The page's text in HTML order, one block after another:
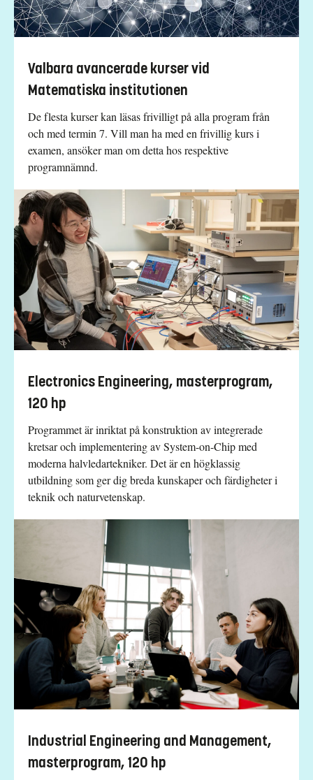
Valbara avancerade kurser vid
Matematiska institutionen
De flesta kurser kan läsas frivilligt på alla program från
och med termin 7. Vill man ha med en frivillig kurs i
examen, ansöker man om detta hos respektive
programnämnd.
Electronics Engineering, masterprogram,
120 hp
Programmet är inriktat på konstruktion av integrerade
kretsar och implementering av System-on-Chip med
moderna halvledartekniker. Det är en högklassig
utbildning som ger dig breda kunskaper och färdigheter i
teknik och naturvetenskap.
Industrial Engineering and Management,
masterprogram, 120 hp